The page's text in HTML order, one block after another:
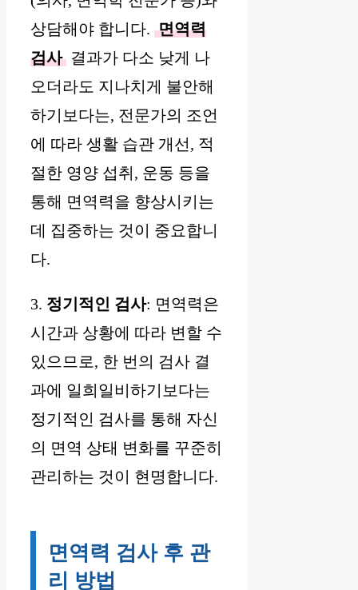
상담해야 합니다. 면역력
검사 결과가 다소 낮게 나
오더라도 지나치게 불안해
하기보다는, 전문가의 조언
에 따라 생활 습관 개선, 적
절한 영양 섭취, 운동 등을
통해 면역력을 향상시키는
데 집중하는 것이 중요합니
다.
3. 정기적인 검사: 면역력은
시간과 상황에 따라 변할 수
있으므로, 한 번의 검사 결
과에 일희일비하기보다는
정기적인 검사를 통해 자신
의 면역 상태 변화를 꾸준히
관리하는 것이 현명합니다.
면역력 검사 후 관
리 방법